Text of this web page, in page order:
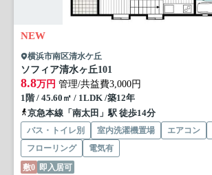
NEW
横浜市南区清水ケ丘
ソフィア清水ヶ丘101
8.8万円 管理/共益費3,000円
1階 / 45.60㎡ / 1LDK /築12年
京急本線「南太田」駅 徒歩14分
バス・トイレ別 室内洗濯機置場 エアコン
フローリング
電気有
敷0 即入居可